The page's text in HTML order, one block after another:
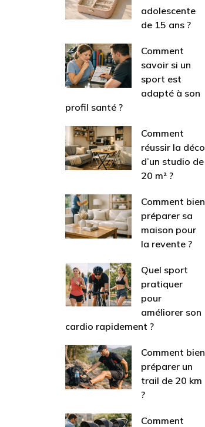
adolescente
de 15 ans ?
Comment
savoir si un
sport est
adapté à son
profil santé ?
Comment
réussir la déco
d’un studio de
20 m² ?
Comment bien
préparer sa
maison pour
la revente ?
Quel sport
pratiquer
pour
améliorer son
cardio rapidement ?
Comment bien
préparer un
trail de 20 km
?
Comment